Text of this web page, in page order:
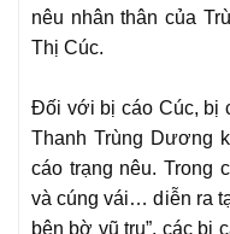
nêu nhân thân của
Thị Cúc.
Đối với bị cáo Cúc, bị
Thanh Trùng Dương
cáo trạng nêu. Trong
và cúng vái… diễn ra
bên bờ vũ trụ”, các bị